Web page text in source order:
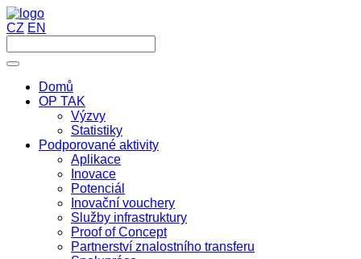
CZ EN
Domů
OP TAK
Výzvy
Statistiky
Podporované aktivity
Aplikace
Inovace
Potenciál
Inovační vouchery
Služby infrastruktury
Proof of Concept
Partnerství znalostního transferu